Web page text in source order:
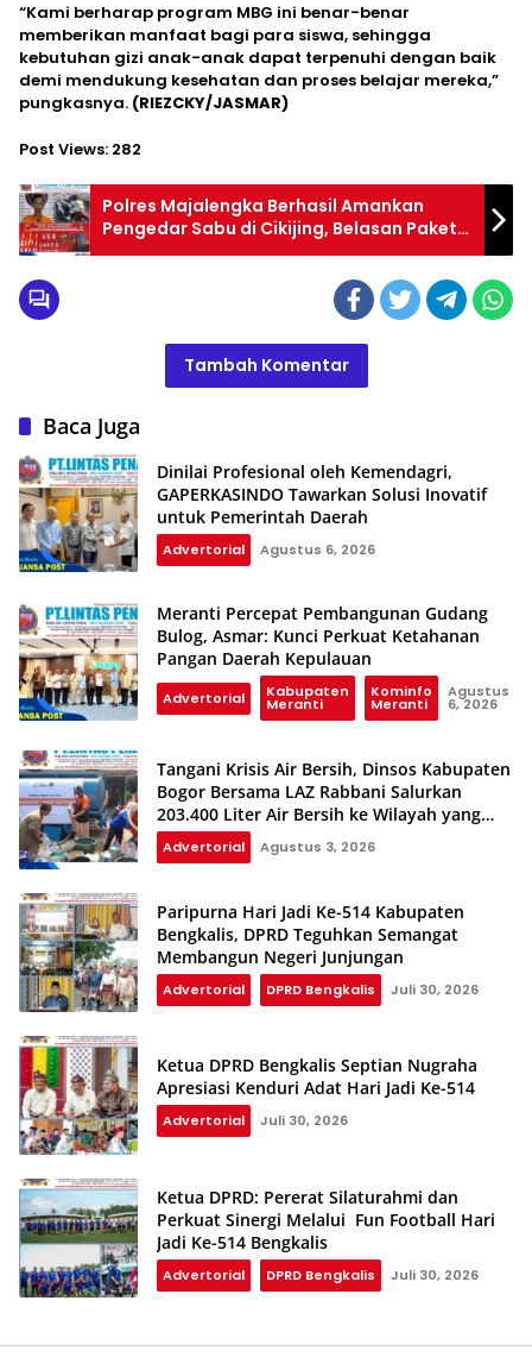
“Kami berharap program MBG ini benar-benar
memberikan manfaat bagi para siswa, sehingga
kebutuhan gizi anak-anak dapat terpenuhi dengan baik
demi mendukung kesehatan dan proses belajar mereka,”
pungkasnya. (RIEZCKY/JASMAR)
Post Views: 282
Polres Majalengka Berhasil Amankan
Pengedar Sabu di Cikijing, Belasan Paket
Siap Edar Disita
Tambah Komentar
Baca Juga
Dinilai Profesional oleh Kemendagri,
GAPERKASINDO Tawarkan Solusi Inovatif
untuk Pemerintah Daerah
Advertorial Agustus 6, 2026
Meranti Percepat Pembangunan Gudang
Bulog, Asmar: Kunci Perkuat Ketahanan
Pangan Daerah Kepulauan
Advertorial Kabupaten
Meranti
Kominfo
Meranti
Agustus
6, 2026
Tangani Krisis Air Bersih, Dinsos Kabupaten
Bogor Bersama LAZ Rabbani Salurkan
203.400 Liter Air Bersih ke Wilayah yang
Terdampak Kekeringan
Advertorial Agustus 3, 2026
Paripurna Hari Jadi Ke-514 Kabupaten
Bengkalis, DPRD Teguhkan Semangat
Membangun Negeri Junjungan
Advertorial DPRD Bengkalis Juli 30, 2026
Ketua DPRD Bengkalis Septian Nugraha
Apresiasi Kenduri Adat Hari Jadi Ke-514
Advertorial Juli 30, 2026
Ketua DPRD: Pererat Silaturahmi dan
Perkuat Sinergi Melalui Fun Football Hari
Jadi Ke-514 Bengkalis
Advertorial DPRD Bengkalis Juli 30, 2026